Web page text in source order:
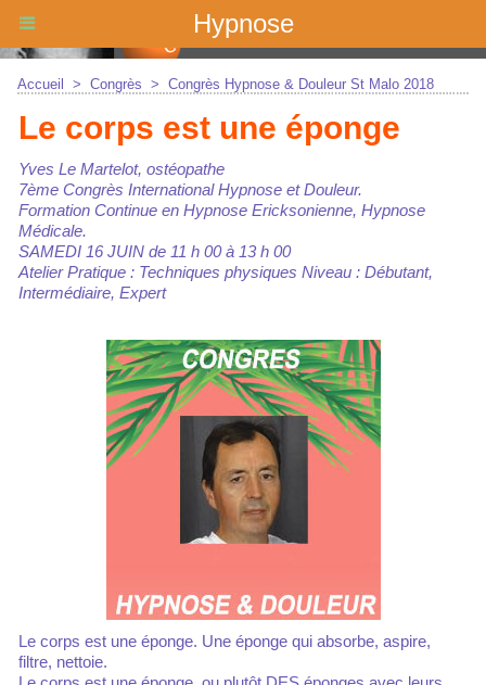
Hypnose
Accueil > Congrès > Congrès Hypnose & Douleur St Malo 2018
Le corps est une éponge
Yves Le Martelot, ostéopathe
7ème Congrès International Hypnose et Douleur.
Formation Continue en Hypnose Ericksonienne, Hypnose
Médicale.
SAMEDI 16 JUIN de 11 h 00 à 13 h 00
Atelier Pratique : Techniques physiques Niveau : Débutant,
Intermédiaire, Expert
Le corps est une éponge. Une éponge qui absorbe, aspire,
filtre, nettoie.